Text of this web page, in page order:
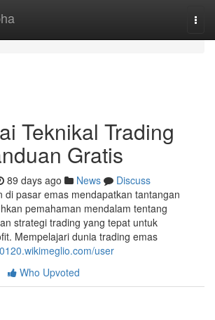
Teknikal Trading
Gratis
89 days ago News
Discuss
di pasar emas mendapatkan tantangan
pemahaman mendalam tentang
strategi trading yang tepat untuk
Mempelajari dunia trading emas
user
Who Upvoted